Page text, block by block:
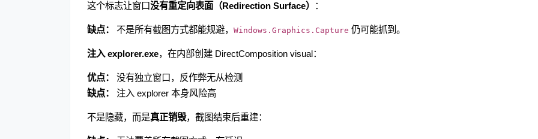
这个标志让窗口没有重定向表面（Redirection Surface） ：
缺点： 不是所有截图方式都能规避， Windows.Graphics.Capture 仍可能抓到。
注入 explorer.exe，在内部创建 DirectComposition visual：
优点：
没有独立窗口，反作弊无从检测
缺点：
注入 explorer 本身风险高
不是隐藏，而是真正销毁，截图结束后重建：